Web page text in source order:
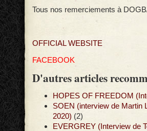
Tous nos remerciements à
OFFICIAL WEBSITE
FACEBOOK
D'autres articles
HOPES OF FREEDOM
SOEN (interview de Martin
2020) (2)
EVERGREY (Interview de